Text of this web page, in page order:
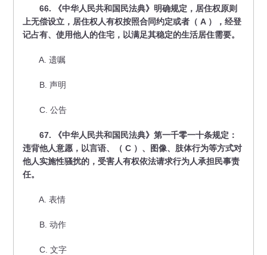
66. 《中华人民共和国民法典》明确规定，居住权原则
上无偿设立，居住权人有权按照合同约定或者（ A ），经登
记占有、使用他人的住宅，以满足其稳定的生活居住需要。
A. 遗嘱
B. 声明
C. 公告
67. 《中华人民共和国民法典》第一千零一十条规定：
违背他人意愿，以言语、（ C ）、图像、肢体行为等方式对
他人实施性骚扰的，受害人有权依法请求行为人承担民事责
任。
A. 表情
B. 动作
C. 文字